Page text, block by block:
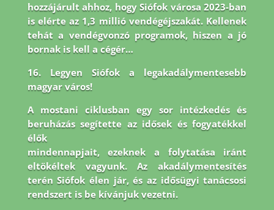
hozzájárult ahhoz, hogy Siófok városa 2023-ban
is elérte az 1,3 millió vendégéjszakát. Kellenek
tehát a vendégvonzó programok, hiszen a jó
bornak is kell a cégér…
16. Legyen Siófok a legakadálymentesebb
magyar város!
A mostani ciklusban egy sor intézkedés és
beruházás segítette az idősek és fogyatékkel
élők
mindennapjait, ezeknek a folytatása iránt
eltökéltek vagyunk. Az akadálymentesítés
terén Siófok élen jár,és az idősügyi tanácsosi
rendszert is be kívánjuk vezetni.